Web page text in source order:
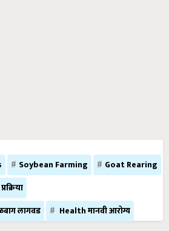
Soybean Farming
Goat Rearing
लागवड
Health मानवी आरोग्य